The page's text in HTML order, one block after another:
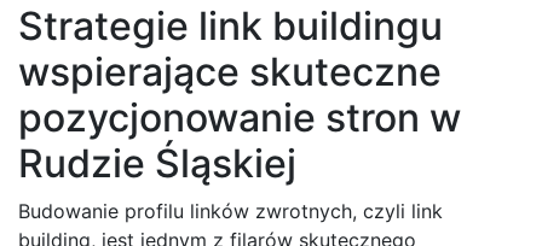
Strategie link buildingu
wspierające skuteczne
pozycjonowanie stron w
Rudzie Śląskiej
Budowanie profilu linków zwrotnych, czyli link
building, jest jednym z filarów skutecznego